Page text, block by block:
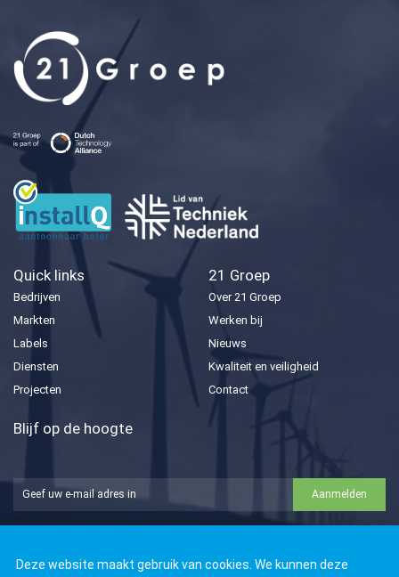
Deze website maakt gebruik van cookies. We kunnen deze
Quick links
Bedrijven
Markten
Labels
Diensten
Projecten
21 Groep
Over 21 Groep
Werken bij
Nieuws
Kwaliteit en veiligheid
Contact
Blijf op de hoogte
Aanmelden